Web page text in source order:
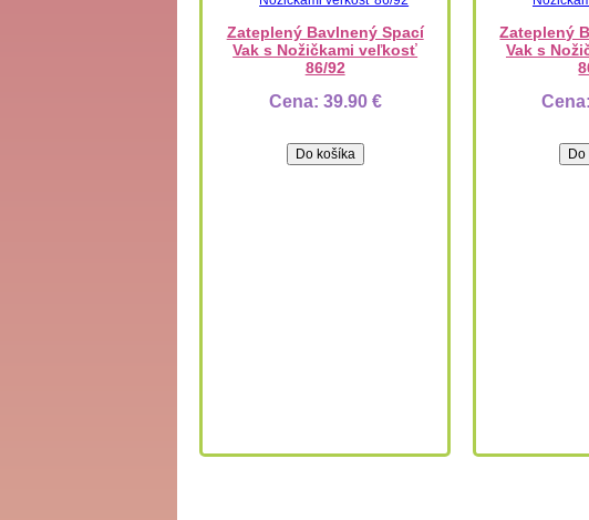
Zateplený Bavlnený Spací
Vak s Nožičkami veľkosť
86/92
Cena: 39.90 €
Zateplený
Vak s